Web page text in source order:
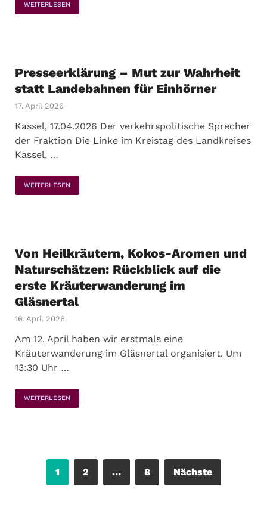
WEITERLESEN
Presseerklärung – Mut zur Wahrheit
statt Landebahnen für Einhörner
17. April 2026
Kassel, 17.04.2026 Der verkehrspolitische Sprecher
der Fraktion Die Linke im Kreistag des Landkreises
Kassel, …
WEITERLESEN
Von Heilkräutern, Kokos-Aromen und
Naturschätzen: Rückblick auf die
erste Kräuterwanderung im
Gläsnertal
16. April 2026
Am 12. April haben wir erstmals eine
Kräuterwanderung im Gläsnertal organisiert. Um
13:30 Uhr …
WEITERLESEN
1 2 … 8 Nächste